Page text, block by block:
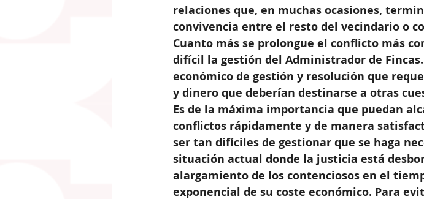
relaciones que, en muchas ocasiones,
convivencia entre el resto del vecindario o
Cuanto más se prolongue el conflicto más
difícil la gestión del Administrador de
económico de gestión y resolución que
y dinero que deberían destinarse a otras
Es de la máxima importancia que puedan
conflictos rápidamente y de manera
ser tan difíciles de gestionar que se haga
situación actual donde la justicia está
alargamiento de los contenciosos en el
exponencial de su coste económico. Para